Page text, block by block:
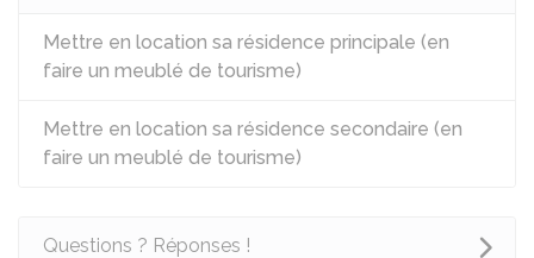
Mettre en location sa résidence principale (en
faire un meublé de tourisme)
Mettre en location sa résidence secondaire (en
faire un meublé de tourisme)
Questions ? Réponses !